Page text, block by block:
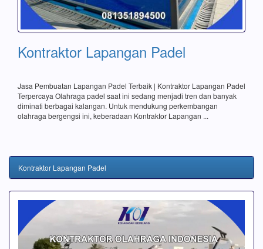
Kontraktor Lapangan Padel
Jasa Pembuatan Lapangan Padel Terbaik | Kontraktor Lapangan Padel
Terpercaya Olahraga padel saat ini sedang menjadi tren dan banyak
diminati berbagai kalangan. Untuk mendukung perkembangan
olahraga bergengsi ini, keberadaan Kontraktor Lapangan ...
Kontraktor Lapangan Padel